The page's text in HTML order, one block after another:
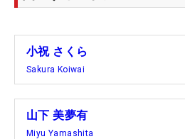
小祝 さくら
Sakura Koiwai
山下 美夢有
Miyu Yamashita